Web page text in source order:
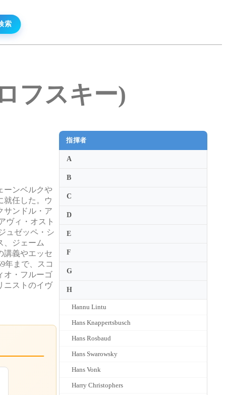
フスキー)
ーンベルクや
就任した。ウ
サンドル・ア
ヴィ・オスト
ュゼッペ・シ
、ジェーム
講義やエッセ
年まで、スコ
オ・フルーゴ
ニストのイヴ
指揮者
A
B
C
D
E
F
G
H
Hannu Lintu
Hans Knappertsbusch
Hans Rosbaud
Hans Swarowsky
Hans Vonk
Harry Christophers